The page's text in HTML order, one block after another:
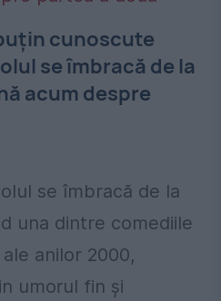
cunoscute
se îmbracă de la
acum despre
se îmbracă de la
una dintre comediile
anilor 2000,
umorul fin și